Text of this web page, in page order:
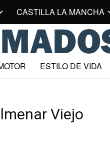
CASTILLA LA MANCHA
ESTILO DE VIDA
Viejo